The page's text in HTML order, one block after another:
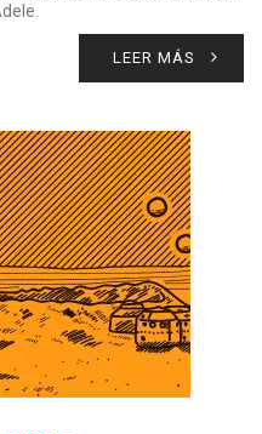
LEER MÁS